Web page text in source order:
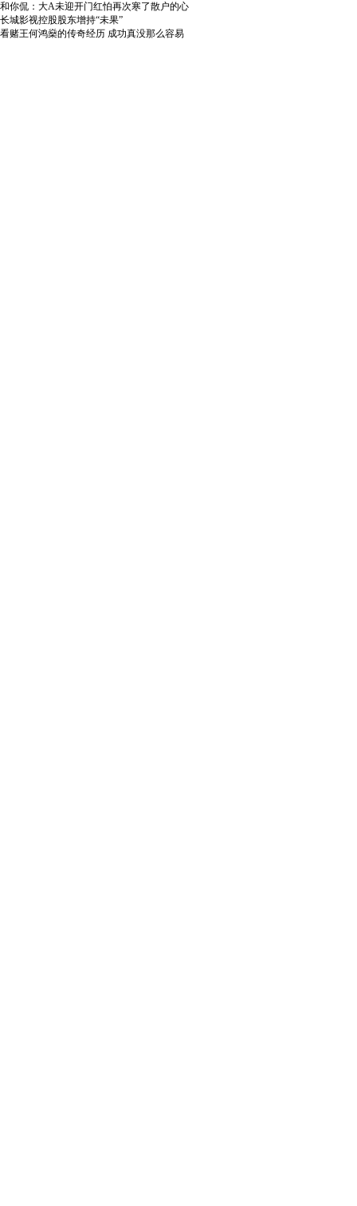
和你侃：大A未迎开门红怕再次寒了散户的心
长城影视控股股东增持“未果”
看赌王何鸿燊的传奇经历 成功真没那么容易